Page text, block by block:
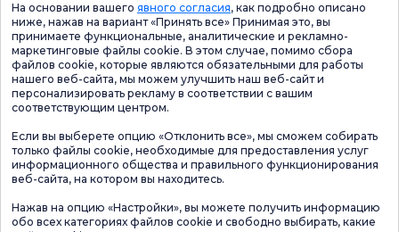
На основании вашего явного согласия, как подробно описано
ниже, нажав на вариант «Принять все» Принимая это, вы
принимаете функциональные, аналитические и рекламно-
маркетинговые файлы cookie. В этом случае, помимо сбора
файлов cookie, которые являются обязательными для работы
нашего веб-сайта, мы можем улучшить наш веб-сайт и
персонализировать рекламу в соответствии с вашим
соответствующим центром.
Если вы выберете опцию «Отклонить все», мы сможем собирать
только файлы cookie, необходимые для предоставления услуг
информационного общества и правильного функционирования
веб-сайта, на котором вы находитесь.
Нажав на опцию «Настройки», вы можете получить информацию
обо всех категориях файлов cookie и свободно выбирать, какие